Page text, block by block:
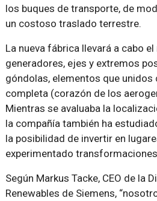
los buques de transporte, de
un costoso traslado terrestre.
La nueva fábrica llevará a cabo
generadores, ejes y extremos
góndolas, elementos que
completa (corazón de los
Mientras se avaluaba la
la compañía también ha
la posibilidad de invertir en
experimentado
Según Markus Tacke, CEO de la
Renewables de Siemens,